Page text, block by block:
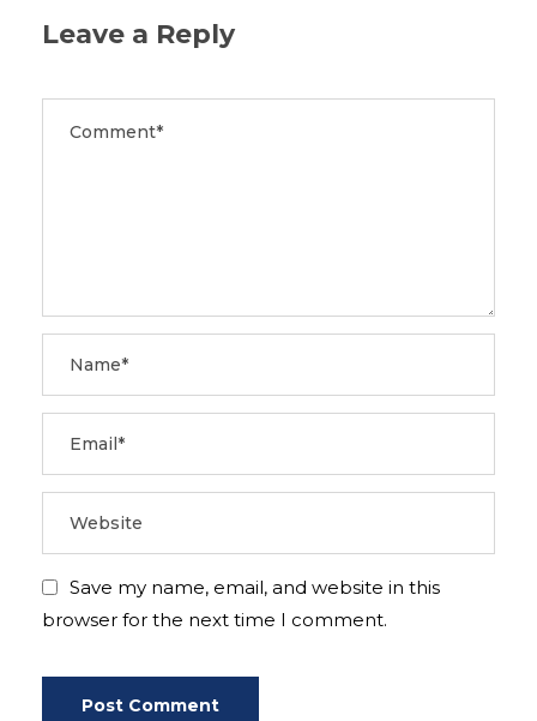
Leave a Reply
Save my name, email, and website in this
browser for the next time I comment.